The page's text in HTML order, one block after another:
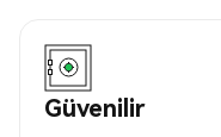
Güvenilir